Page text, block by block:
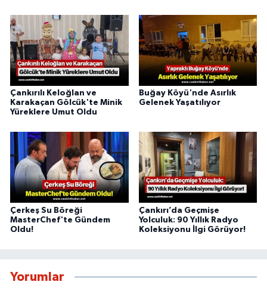
Çankırılı Keloğlan ve
Karakaçan Gölcük'te Minik
Yüreklere Umut Oldu
Buğay Köyü'nde Asırlık
Gelenek Yaşatılıyor
Çerkeş Su Böreği
MasterChef'te Gündem
Oldu!
Çankırı’da Geçmişe
Yolculuk: 90 Yıllık Radyo
Koleksiyonu İlgi Görüyor!
Yorumlar